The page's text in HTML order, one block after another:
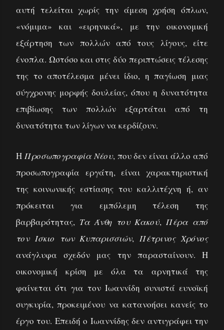
αυτή τελείται χωρίς την άμεση χρήση όπλων,
«νόμιμα» και «ειρηνικά», με την οικονομική
εξάρτηση των πολλών από τους λίγους, είτε
ένοπλα. Ωστόσο και στις δύο περιπτώσεις τέλεσης
της το αποτέλεσμα μένει ίδιο, η παγίωση μιας
σύγχρονης μορφής δουλείας, όπου η δυνατότητα
επιβίωσης των πολλών εξαρτάται από τη
δυνατότητα των λίγων να κερδίζουν.
Η Προσωπογραφία Νέου, που δεν είναι άλλο από
προσωπογραφία εργάτη, είναι χαρακτηριστική
της κοινωνικής εστίασης του καλλιτέχνη ή, αν
πρόκειται για εμπόλεμη τέλεση της
βαρβαρότητας, Τα Άνθη του Κακού,Πέρα από
τον Ίσκιο των Κυπαρισσιών,Πέτρινος Χρόνος
ανάγλυφα σχεδόν μας την παρασταίνουν. Η
οικονομική κρίση με όλα τα αρνητικά της
φαίνεται ότι για τον Ιωαννίδη συνιστά ευνοϊκή
συγκυρία, προκειμένου να κατανοήσει κανείς το
έργο του. Επειδή ο Ιωαννίδης δεν αντιγράφει την